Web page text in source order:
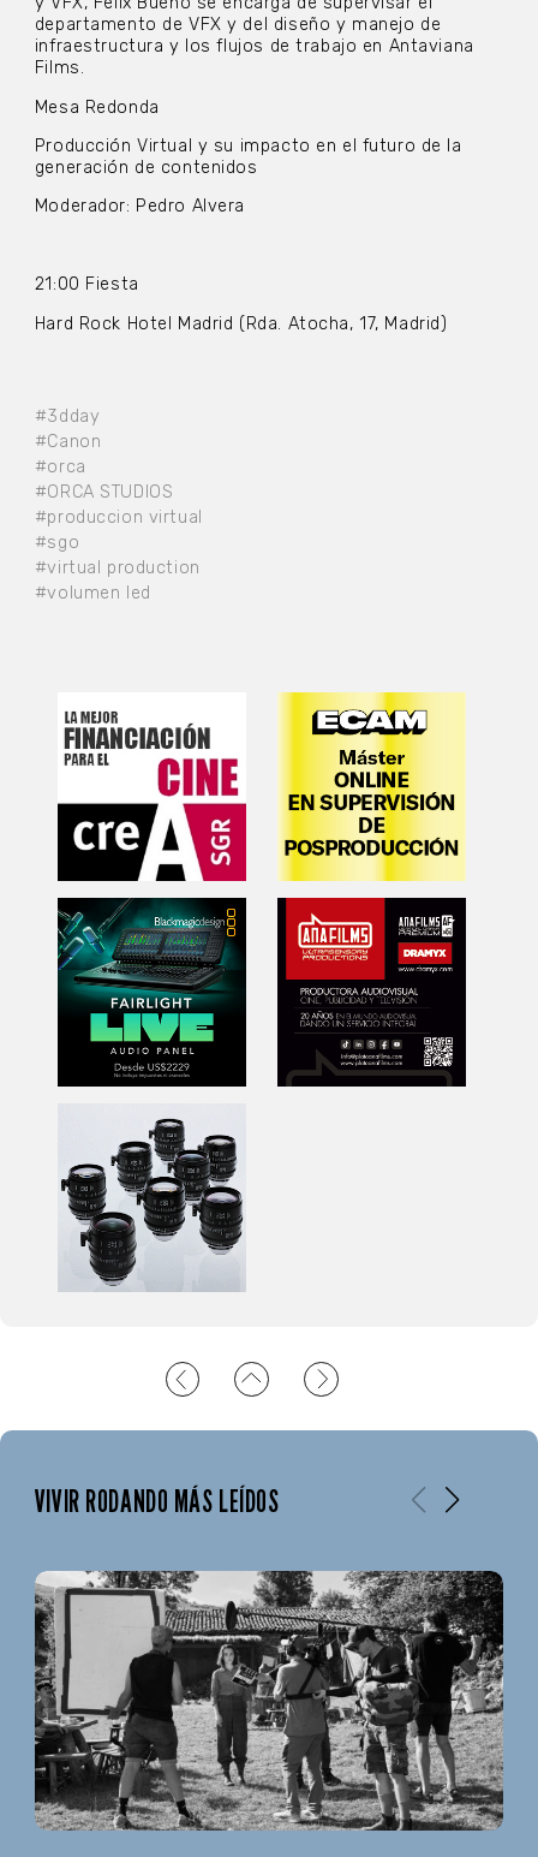
#3dday
#Canon
#orca
#ORCA STUDIOS
#produccion virtual
#sgo
#virtual production
#volumen led
departamento de VFX y del diseño y manejo de
infraestructura y los flujos de trabajo en Antaviana
Films.
Mesa Redonda
Producción Virtual y su impacto en el futuro de la
generación de contenidos
Moderador: Pedro Alvera
21:00 Fiesta
Hard Rock Hotel Madrid (Rda. Atocha, 17, Madrid)
VIVIR RODANDO MÁS LEÍDOS